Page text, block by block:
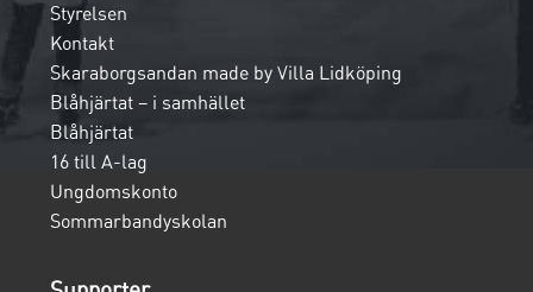
Styrelsen
Kontakt
Skaraborgsandan made by Villa Lidköping
Blåhjärtat – i samhället
Blåhjärtat
16 till A-lag
Ungdomskonto
Sommarbandyskolan